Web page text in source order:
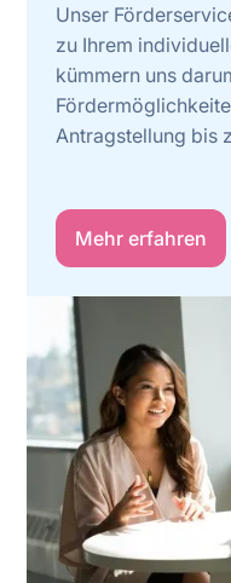
Unser
zu Ihrem
kümmern uns
Antragstellung bis
Mehr erfahren